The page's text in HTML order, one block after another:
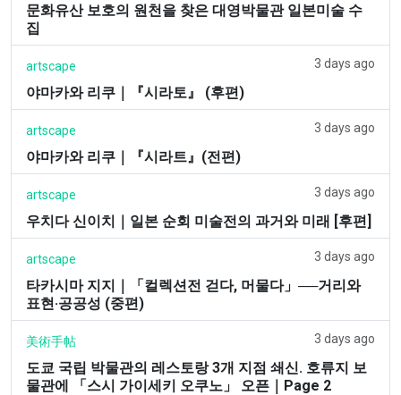
문화유산 보호의 원천을 찾은 대영박물관 일본미술 수
집
artscape 3 days ago
야마카와 리쿠｜『시라토』 (후편)
artscape 3 days ago
야마카와 리쿠｜『시라트』(전편)
artscape 3 days ago
우치다 신이치｜일본 순회 미술전의 과거와 미래 [후편]
artscape 3 days ago
타카시마 지지｜「컬렉션전 걷다, 머물다」──거리와
표현·공공성 (중편)
美術手帖 3 days ago
도쿄 국립 박물관의 레스토랑 3개 지점 쇄신. 호류지 보
물관에 「스시 가이세키 오쿠노」 오픈｜Page 2